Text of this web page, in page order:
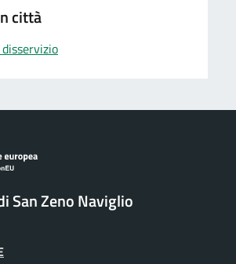
città
San Zeno Naviglio